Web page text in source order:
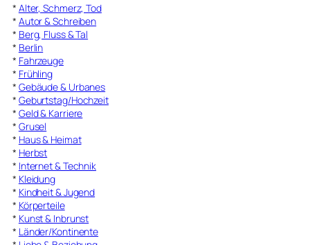
* Alter, Schmerz, Tod
* Autor & Schreiben
* Berg, Fluss & Tal
* Berlin
* Fahrzeuge
* Frühling
* Gebäude & Urbanes
* Geburtstag/Hochzeit
* Geld & Karriere
* Grusel
* Haus & Heimat
* Herbst
* Internet & Technik
* Kleidung
* Kindheit & Jugend
* Körperteile
* Kunst & Inbrunst
* Länder/Kontinente